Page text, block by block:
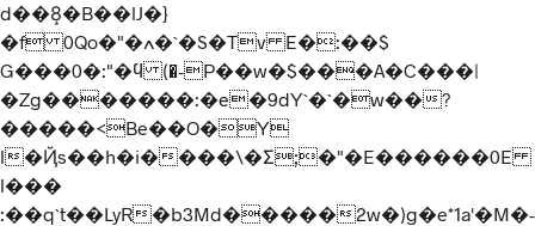
d��8͙�B��lJ�}
�f 0Qo�"�ߍ�`�S�Tv E�:��$
G���0�:"�ϥ (�-P��w�$���A�C���|
�Zg�������:�e�9dY`�`�w��?
�����<Be��O�Y
l�Ҋs��h�i����\�Ʃ;�"�E������0E
l���
:��q`t��LyR�b3Md�����2w�)g�e*1a'�M�-